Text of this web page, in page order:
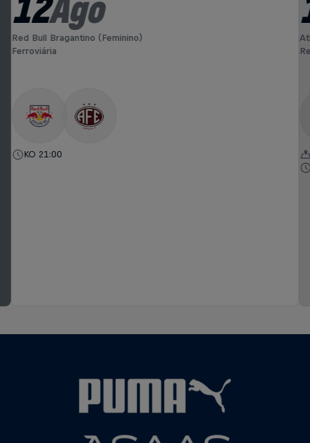
12Ago
Red Bull Bragantino (Feminino)
Ferroviária
KO 21:00